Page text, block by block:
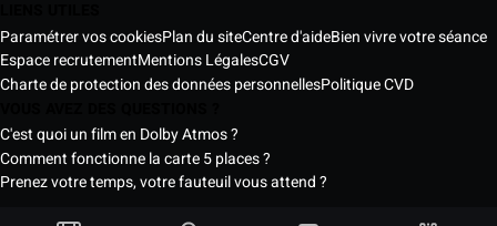
Paramétrer vos cookiesPlan du siteCentre d'aideBien vivre votre séance
Espace recrutementMentions LégalesCGV
Charte de protection des données personnellesPolitique CVD
C'est quoi un film en Dolby Atmos ?
Comment fonctionne la carte 5 places ?
Prenez votre temps, votre fauteuil vous attend ?